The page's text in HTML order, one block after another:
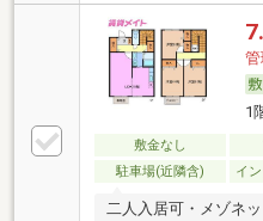
管
1
敷金なし
駐車場(近隣含)
イ
二人入居可・メゾネ